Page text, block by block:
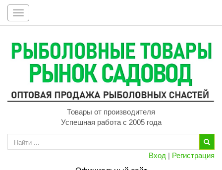
Toggle
navigation
Товары от производителя
Успешная работа с 2005 года
Вход | Регистрация